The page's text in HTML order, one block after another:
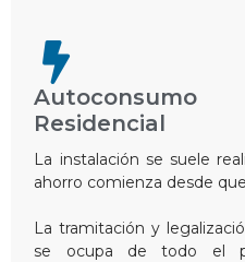
Residencial
La instalación se suele
ahorro comienza desde
La tramitación y
se ocupa de todo el